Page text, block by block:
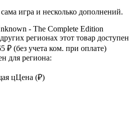
игра и несколько дополнений.
- The Complete Edition
регионах этот товар доступен
₽ (без учета ком. при оплате)
для региона:
цЦена (₽)